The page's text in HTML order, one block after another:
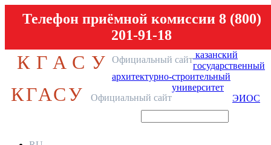
Телефон приёмной комиссии 8 (800)
201-91-18
КГАСУ Официальный сайт казанский
государственный
архитектурно-строительный
университет
КГАСУ Официальный сайт ЭИОС